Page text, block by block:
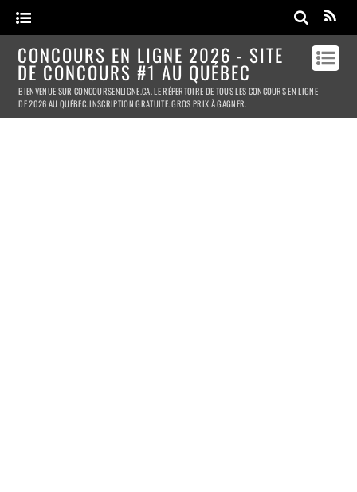
CONCOURS EN LIGNE 2026 - SITE
DE CONCOURS #1 AU QUÉBEC
BIENVENUE SUR CONCOURSENLIGNE.CA. LE RÉPERTOIRE DE TOUS LES CONCOURS EN LIGNE
DE 2026 AU QUÉBEC. INSCRIPTION GRATUITE. GROS PRIX À GAGNER.